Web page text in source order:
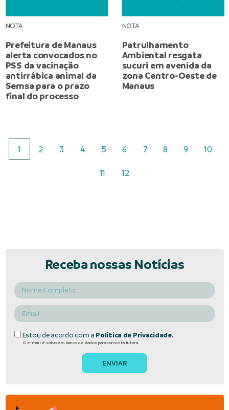
NOTA
Prefeitura de Manaus
alerta convocados no
PSS da vacinação
antirrábica animal da
Semsa para o prazo
final do processo
NOTA
Patrulhamento
Ambiental resgata
sucuri em avenida da
zona Centro-Oeste de
Manaus
1 2 3 4 5 6 7 8 9 10
11 12
Receba nossas Notícias
Estou de acordo com a Política de Privacidade.
O e-mail é salvo em banco de dados para consulta futura.